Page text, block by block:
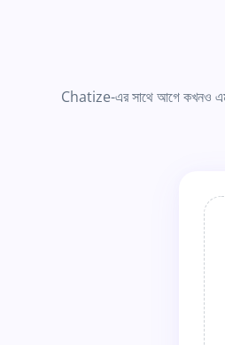
Chatize-এর সাথে আগে কখনও এমন